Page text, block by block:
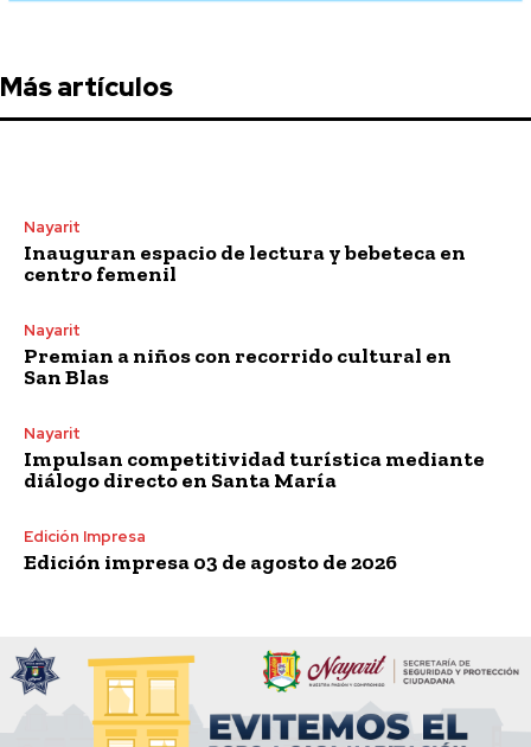
Más artículos
Nayarit
Inauguran espacio de lectura y bebeteca en
centro femenil
Nayarit
Premian a niños con recorrido cultural en
San Blas
Nayarit
Impulsan competitividad turística mediante
diálogo directo en Santa María
Edición Impresa
Edición impresa 03 de agosto de 2026